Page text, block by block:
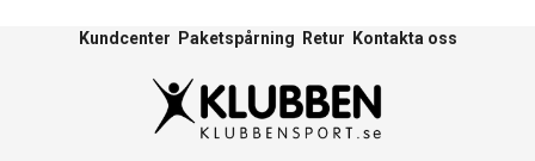
Kundcenter Paketspårning Retur Kontakta oss